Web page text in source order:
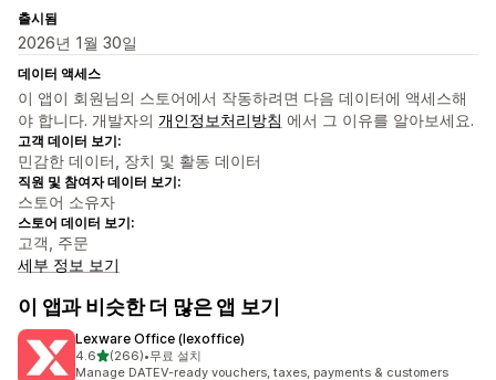
출시됨
2026년 1월 30일
데이터 액세스
이 앱이 회원님의 스토어에서 작동하려면 다음 데이터에 액세스해
야 합니다. 개발자의 개인정보처리방침 에서 그 이유를 알아보세요.
고객 데이터 보기:
민감한 데이터, 장치 및 활동 데이터
직원 및 참여자 데이터 보기:
스토어 소유자
스토어 데이터 보기:
고객, 주문
세부 정보 보기
이 앱과 비슷한 더 많은 앱 보기
Lexware Office (lexoffice)
4.6별 5개 중
(266)
총 리뷰 266개
•무료 설치
Manage DATEV-ready vouchers, taxes, payments & customers